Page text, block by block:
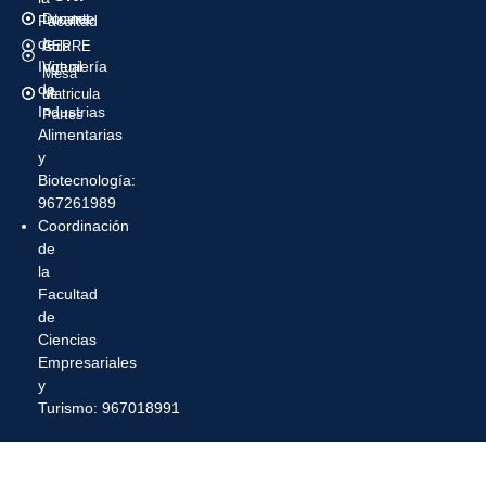
Intranet
Aula
Virtual
Matricula
Docente
CEPRE
Mesa
de
Partes
Facultad
de
Ingeniería
de
Industrias
Alimentarias
y
Biotecnología:
967261989
Coordinación
de
la
Facultad
de
Ciencias
Empresariales
y
Turismo: 967018991